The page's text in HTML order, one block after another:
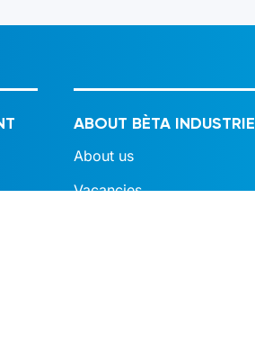
ABOUT BÈTA INDUSTRIE
About us
Vacancies